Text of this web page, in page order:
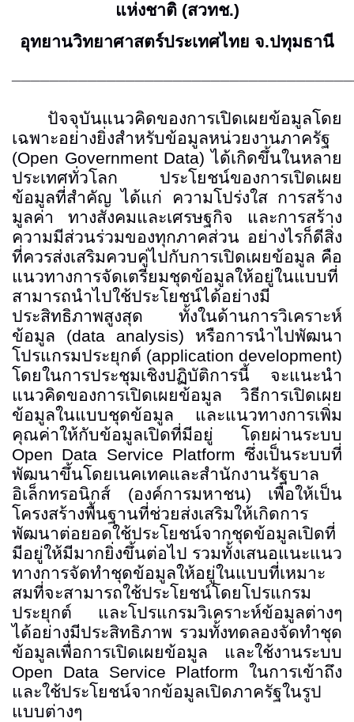
แห่งชาติ (สวทช.)
อุทยานวิทยาศาสตร์ประเทศไทย จ.ปทุมธานี
ปัจจุบันแนวคิดของการเปิดเผยข้อมูลโดย
เฉพาะอย่างยิ่งสำหรับข้อมูลหน่วยงานภาครัฐ
(Open Government Data)ได้เกิดขึ้นในหลาย
ประเทศทั่วโลก ประโยชน์ของการเปิดเผย
ข้อมูลที่สำคัญ ได้แก่ ความโปร่งใส การสร้าง
มูลค่า ทางสังคมและเศรษฐกิจ และการสร้าง
ความมีส่วนร่วมของทุกภาคส่วน อย่างไรก็ดีสิ่ง
ที่ควรส่งเสริมควบคู่ไปกับการเปิดเผยข้อมูล คือ
แนวทางการจัดเตรียมชุดข้อมูลให้อยู่ในแบบที่
สามารถนำไปใช้ประโยชน์ได้อย่างมี
ประสิทธิภาพสูงสุด ทั้งในด้านการวิเคราะห์
ข้อมูล (data analysis) หรือการนำไปพัฒนา
โปรแกรมประยุกต์ (application development)
โดยในการประชุมเชิงปฏิบัติการนี้ จะแนะนำ
แนวคิดของการเปิดเผยข้อมูล วิธีการเปิดเผย
ข้อมูลในแบบชุดข้อมูล
และแนวทางการเพิ่ม
คุณค่าให้กับข้อมูลเปิดที่มีอยู่ โดยผ่านระบบ
Open Data Service Platform ซึ่งเป็นระบบที่
พัฒนาขึ้นโดยเนคเทคและสำนักงานรัฐบาล
อิเล็กทรอนิกส์ (องค์การมหาชน) เพื่อให้เป็น
โครงสร้างพื้นฐานที่ช่วยส่งเสริมให้เกิดการ
พัฒนาต่อยอดใช้ประโยชน์จากชุดข้อมูลเปิดที่
มีอยู่ให้มีมากยิ่งขึ้นต่อไป รวมทั้งเสนอแนะแนว
ทางการจัดทำชุดข้อมูลให้อยู่ในแบบที่เหมาะ
สมที่จะสามารถใช้ประโยชน์โดยโปรแกรม
ประยุกต์ และโปรแกรมวิเคราะห์ข้อมูลต่างๆ
ได้อย่างมีประสิทธิภาพ รวมทั้งทดลองจัดทำชุด
ข้อมูลเพื่อการเปิดเผยข้อมูล และใช้งานระบบ
Open Data Service Platform ในการเข้าถึง
และใช้ประโยชน์จากข้อมูลเปิดภาครัฐในรูป
แบบต่างๆ